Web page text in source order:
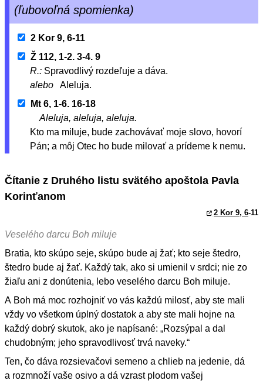
(ľubovoľná spomienka)
2 Kor 9, 6-11
Ž 112, 1-2. 3-4. 9
R.: Spravodlivý rozdeľuje a dáva.
alebo
Aleluja.
Mt 6, 1-6. 16-18
Aleluja, aleluja, aleluja.
Kto ma miluje, bude zachovávať moje slovo, hovorí
Pán; a môj Otec ho bude milovať a prídeme k nemu.
Čítanie z Druhého listu svätého apoštola Pavla
Korinťanom
2 Kor 9, 6-11
Veselého darcu Boh miluje
Bratia, kto skúpo seje, skúpo bude aj žať; kto seje štedro,
štedro bude aj žať. Každý tak, ako si umienil v srdci; nie zo
žiaľu ani z donútenia, lebo veselého darcu Boh miluje.
A Boh má moc rozhojniť vo vás každú milosť, aby ste mali
vždy vo všetkom úplný dostatok a aby ste mali hojne na
každý dobrý skutok, ako je napísané: „Rozsýpal a dal
chudobným; jeho spravodlivosť trvá naveky.“
Ten, čo dáva rozsievačovi semeno a chlieb na jedenie, dá
a rozmnoží vaše osivo a dá vzrast plodom vašej